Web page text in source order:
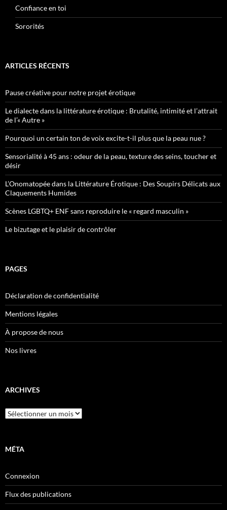
Confiance en toi
Sororités
ARTICLES RÉCENTS
Pause créative pour notre projet érotique
Le dialecte dans la littérature érotique : Brutalité, intimité et l’attrait
de l’« Autre »
Pourquoi un certain ton de voix excite-t-il plus que la peau nue ?
Sensorialité à 45 ans : odeur de la peau, texture des seins, toucher et
désir
L’Onomatopée dans la Littérature Érotique : Des Soupirs Délicats aux
Claquements Humides
Scènes LGBTQ+ ENF sans reproduire le « regard masculin »
Le bizutage et le plaisir de contrôler
PAGES
Déclaration de confidentialité
Mentions légales
À propose de nous
Nos livres
ARCHIVES
Archives
MÉTA
Connexion
Flux des publications